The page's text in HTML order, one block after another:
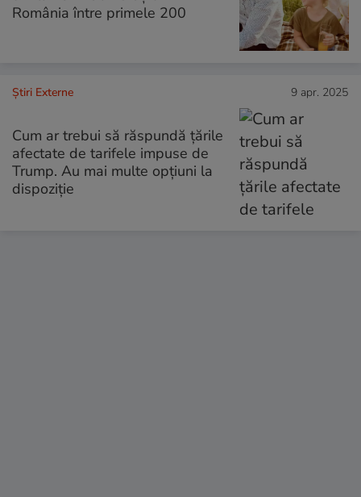
România între primele 200
Știri Externe 9 apr. 2025
Cum ar trebui să răspundă țările
afectate de tarifele impuse de
Trump. Au mai multe opțiuni la
dispoziție